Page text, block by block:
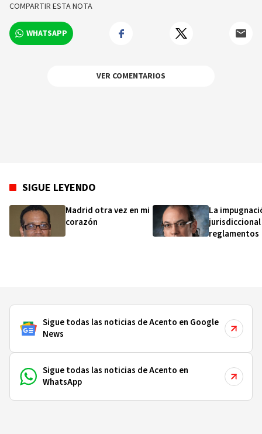
Políticas de la Universidad Autónoma de Santo
Domingo y ex dirigente del desaparecido
Partido Comunista Dominicano, PCD.
COMPARTIR ESTA NOTA
WHATSAPP
VER COMENTARIOS
SIGUE LEYENDO
Madrid otra vez en mi
corazón
La
reglamentos
Sigue todas las noticias de Acento en Google
News
Sigue todas las noticias de Acento en
WhatsApp